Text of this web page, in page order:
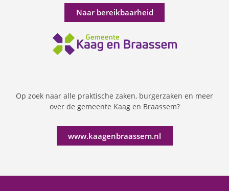
Naar bereikbaarheid
Op zoek naar alle praktische zaken, burgerzaken en meer
over de gemeente Kaag en Braassem?
www.kaagenbraassem.nl